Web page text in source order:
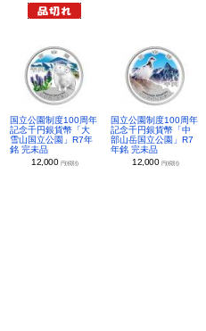
国立公園制度100周年
記念千円銀貨幣「大
雪山国立公園」R7年
銘 完未品
12,000 円(税別)
国立公園制度100周年
記念千円銀貨幣「中
部山岳国立公園」R7
年銘 完未品
12,000 円(税別)